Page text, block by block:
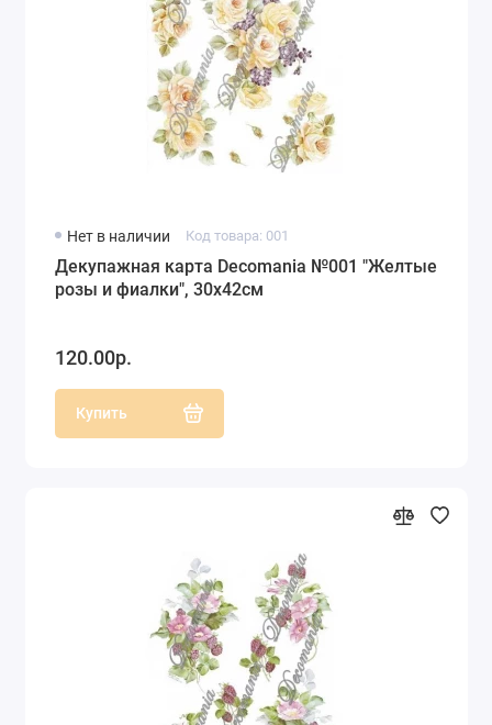
Нет в наличии Код товара: 001
Декупажная карта Decomania №001 "Желтые
розы и фиалки", 30х42см
120.00р.
Купить